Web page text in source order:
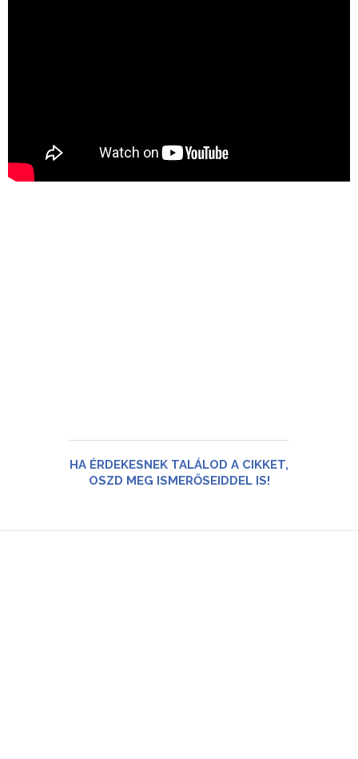
HA ÉRDEKESNEK TALÁLOD A CIKKET,
OSZD MEG ISMERŐSEIDDEL IS!